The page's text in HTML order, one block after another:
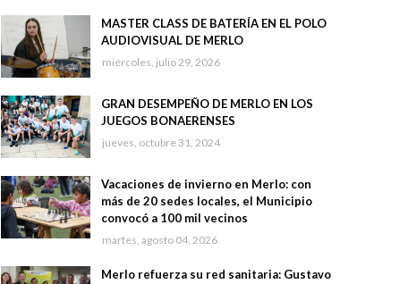
MASTER CLASS DE BATERÍA EN EL POLO
AUDIOVISUAL DE MERLO
miércoles, julio 29, 2026
GRAN DESEMPEÑO DE MERLO EN LOS
JUEGOS BONAERENSES
jueves, octubre 31, 2024
Vacaciones de invierno en Merlo: con
más de 20 sedes locales, el Municipio
convocó a 100 mil vecinos
martes, agosto 04, 2026
Merlo refuerza su red sanitaria: Gustavo